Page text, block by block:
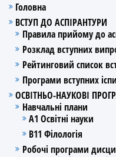
Головна
ВСТУП ДО АСПІРАНТУРИ
Правила прийому до
Розклад вступних
Рейтинговий список
Програми вступних
ОСВІТНЬО-НАУКОВІ
Навчальні плани
А1 Освітні науки
В11 Філологія
Робочі програми